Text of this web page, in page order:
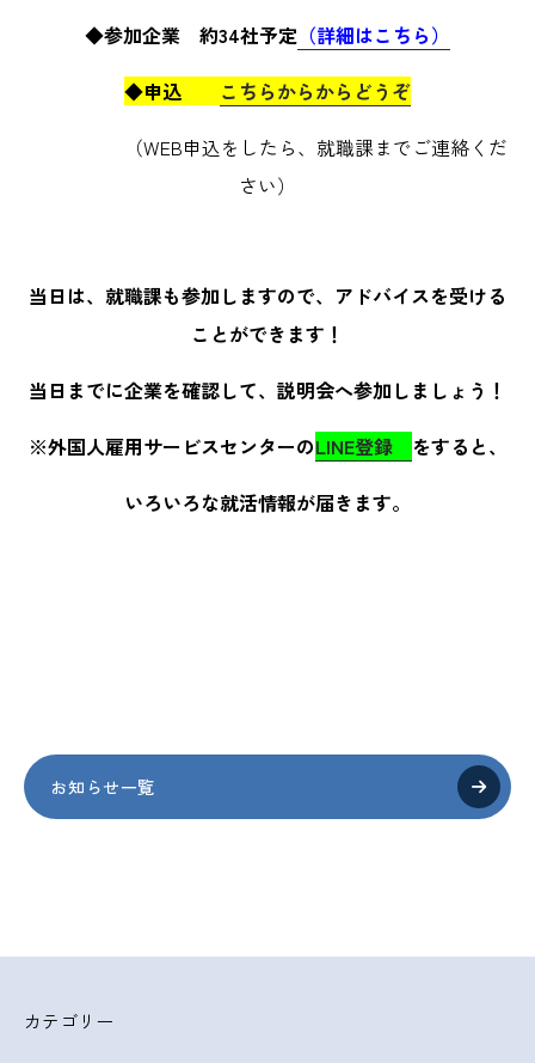
◆参加企業 約34社予定 （詳細はこちら）
◆申込 こちらからからどうぞ
（WEB申込をしたら、就職課までご連絡くだ
さい）
当日は、就職課も参加しますので、アドバイスを受ける
ことができます！
当日までに企業を確認して、説明会へ参加しましょう！
※外国人雇用サービスセンターのLINE登録 をすると、
いろいろな就活情報が届きます。
お知らせ一覧
カテゴリー